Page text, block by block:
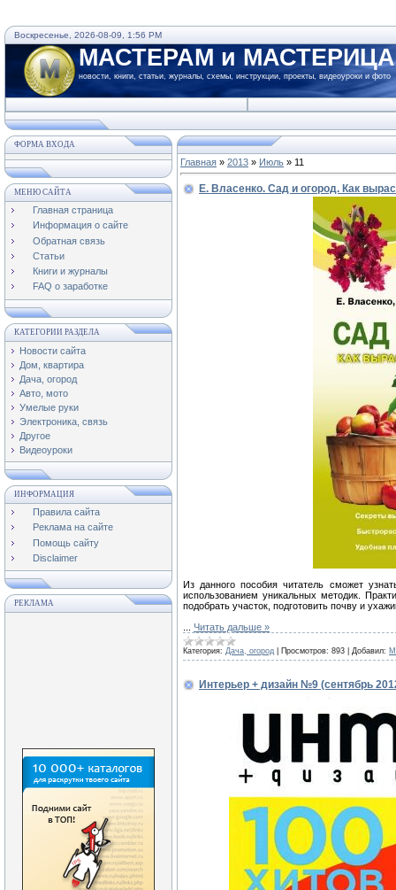
Воскресенье, 2026-08-09, 1:56 PM
МАСТЕРАМ и
новости, книги, статьи, журналы, схемы, инструкции, проекты, видеоуроки и фото
ФОРМА ВХОДА
МЕНЮ САЙТА
Главная страница
Информация о сайте
Обратная связь
Статьи
Книги и журналы
FAQ о заработке
КАТЕГОРИИ РАЗДЕЛА
Новости сайта
Дом, квартира
Дача, огород
Авто, мото
Умелые руки
Электроника, связь
Другое
Видеоуроки
ИНФОРМАЦИЯ
Правила сайта
Реклама на сайте
Помощь сайту
Disclaimer
РЕКЛАМА
Главная » 2013 » Июль » 11
Е. Власенко. Сад и огород. Как
Из данного пособия читатель сможет
использованием уникальных методик.
подобрать участок, подготовить почву и
Читать дальше »
Категория: Дача, огород Просмотров: 893 Добавил:
Интерьер + дизайн №9 (сентябрь